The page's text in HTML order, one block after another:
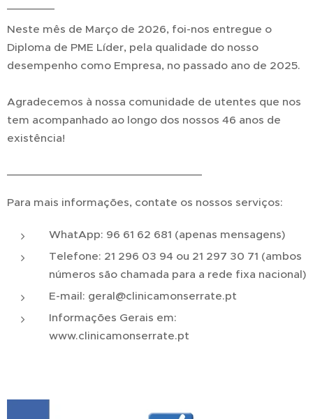
Neste mês de Março de 2026, foi-nos entregue o
Diploma de PME Líder, pela qualidade do nosso
desempenho como Empresa, no passado ano de 2025.
Agradecemos à nossa comunidade de utentes que nos
tem acompanhado ao longo dos nossos 46 anos de
existência!
Para mais informações, contate os nossos serviços:
WhatApp: 96 61 62 681 (apenas mensagens)
Telefone: 21 296 03 94 ou 21 297 30 71 (ambos
números são chamada para a rede fixa nacional)
E-mail: geral@clinicamonserrate.pt
Informações Gerais em:
www.clinicamonserrate.pt